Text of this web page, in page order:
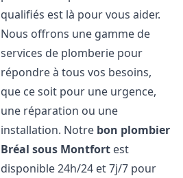
qualifiés est là pour vous aider.
Nous offrons une gamme de
services de plomberie pour
répondre à tous vos besoins,
que ce soit pour une urgence,
une réparation ou une
installation. Notre bon plombier
Bréal sous Montfort est
disponible 24h/24 et 7j/7 pour